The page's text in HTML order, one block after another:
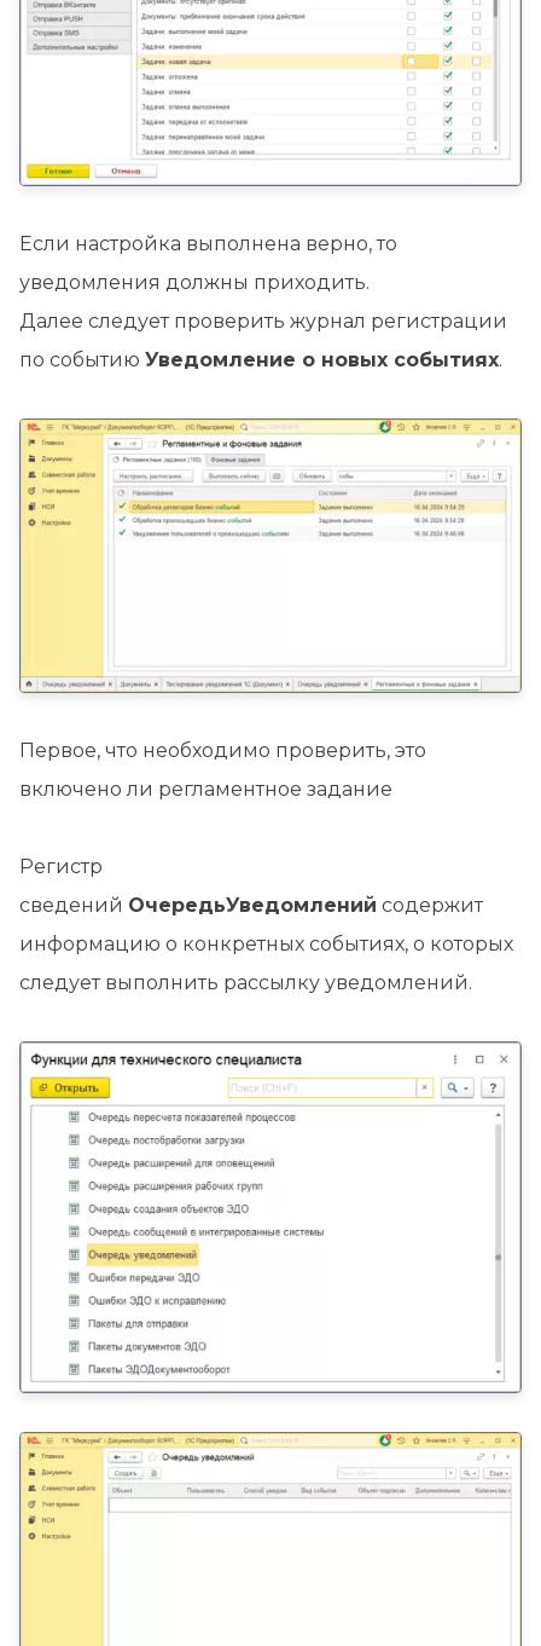
Если настройка выполнена верно, то
уведомления должны приходить.
Далее следует проверить журнал регистрации
по событию Уведомление о новых событиях.
Первое, что необходимо проверить, это
включено ли регламентное задание
Регистр
сведений ОчередьУведомлений содержит
информацию о конкретных событиях, о которых
следует выполнить рассылку уведомлений.